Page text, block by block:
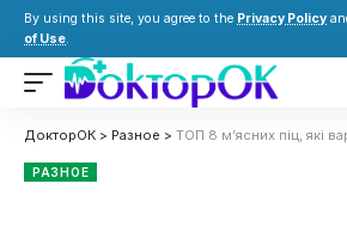
By using this site, you agree to the Privacy Policy
of Use.
ДокторОК > Разное > ТОП 8 м’ясних піц, які
РАЗНОЕ